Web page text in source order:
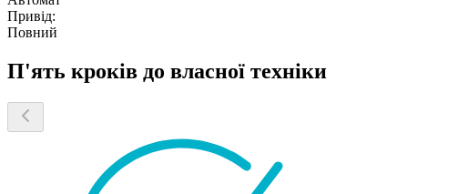
Привід:
Повний
П'ять кроків до власної техніки